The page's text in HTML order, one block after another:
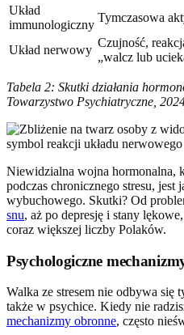
Układ
immunologiczny
Tymczasowa
Układ nerwowy
Czujność,
„walcz lub
Tabela 2: Skutki działania
Towarzystwo Psychiatryczne,
Niewidzialna wojna hormonalna,
podczas chronicznego stresu, jest
wybuchowego. Skutki? Od
snu, aż po depresję i stany
coraz większej liczby Polaków.
Psychologiczne
Walka ze stresem nie odbywa się
także w psychice. Kiedy nie
mechanizmy obronne, często